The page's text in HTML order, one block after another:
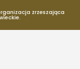
zrzeszająca